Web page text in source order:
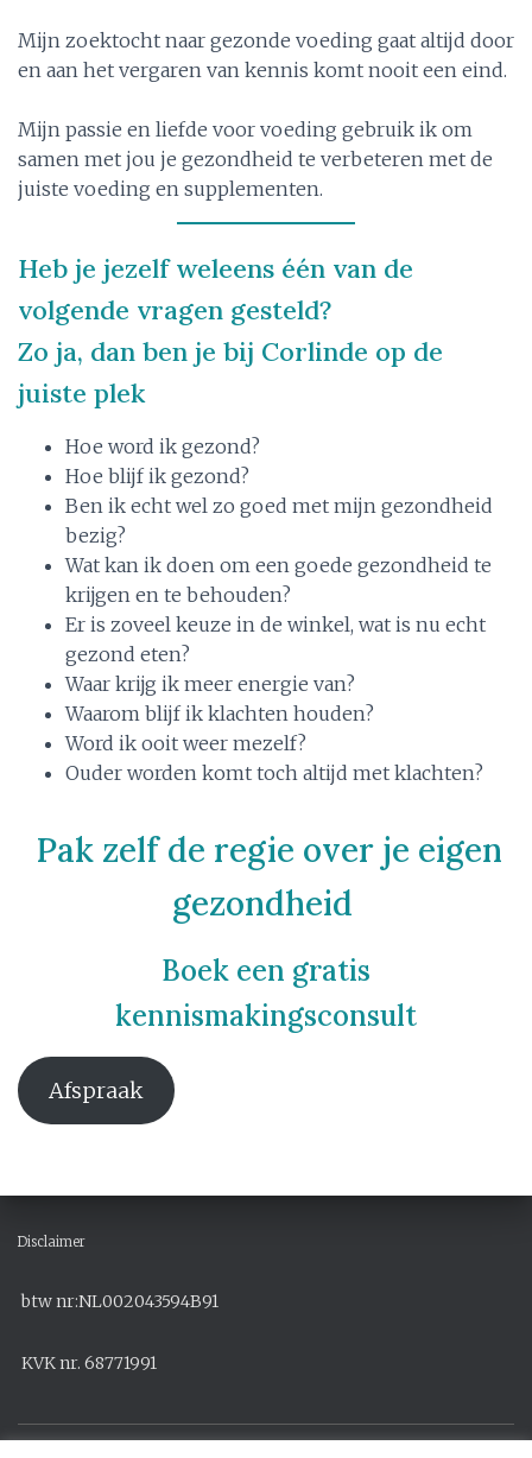
Mijn zoektocht naar gezonde voeding gaat altijd door
en aan het vergaren van kennis komt nooit een eind.
Mijn passie en liefde voor voeding gebruik ik om
samen met jou je gezondheid te verbeteren met de
juiste voeding en supplementen.
Heb je jezelf weleens één van de
volgende vragen gesteld?
Zo ja, dan ben je bij Corlinde op de
juiste plek
Hoe word ik gezond?
Hoe blijf ik gezond?
Ben ik echt wel zo goed met mijn gezondheid
bezig?
Wat kan ik doen om een goede gezondheid te
krijgen en te behouden?
Er is zoveel keuze in de winkel, wat is nu echt
gezond eten?
Waar krijg ik meer energie van?
Waarom blijf ik klachten houden?
Word ik ooit weer mezelf?
Ouder worden komt toch altijd met klachten?
Pak zelf de regie over je eigen
gezondheid
Boek een gratis
kennismakingsconsult
Afspraak
Disclaimer
btw nr:NL002043594B91
KVK nr. 68771991